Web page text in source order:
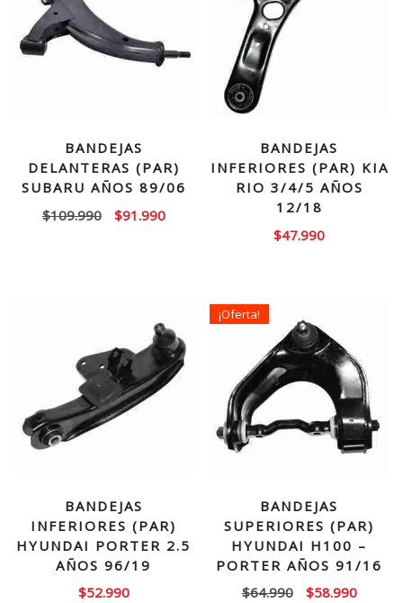
BANDEJAS
DELANTERAS (PAR)
SUBARU AÑOS 89/06
$109.990
El
$91.990El
$91.990.
BANDEJAS
INFERIORES (PAR) KIA
RIO 3/4/5 AÑOS
12/18
$47.990
BANDEJAS
INFERIORES (PAR)
HYUNDAI PORTER 2.5
AÑOS 96/19
$52.990
¡Oferta!
BANDEJAS
SUPERIORES (PAR)
HYUNDAI H100 –
PORTER AÑOS 91/16
$64.990
El
$58.990El